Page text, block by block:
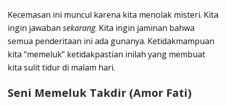
Kecemasan ini muncul karena kita menolak misteri. Kita
ingin jawaban sekarang. Kita ingin jaminan bahwa
semua penderitaan ini ada gunanya. Ketidakmampuan
kita “memeluk” ketidakpastian inilah yang membuat
kita sulit tidur di malam hari.
Seni Memeluk Takdir (Amor Fati)